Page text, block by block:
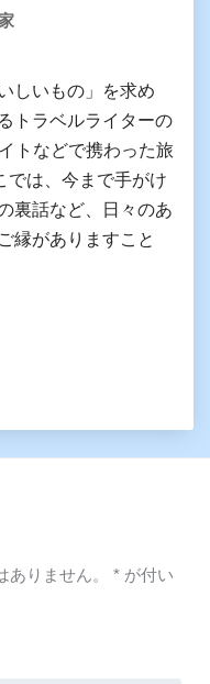
しいもの」を求め
トラベルライターの
トなどで携わった旅
では、今まで手がけ
裏話など、日々のあ
縁がありますこと
りません。 *が付い